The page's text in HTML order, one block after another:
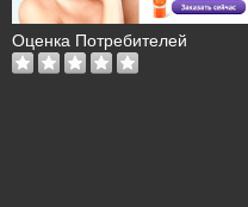
Оценка Потребителей